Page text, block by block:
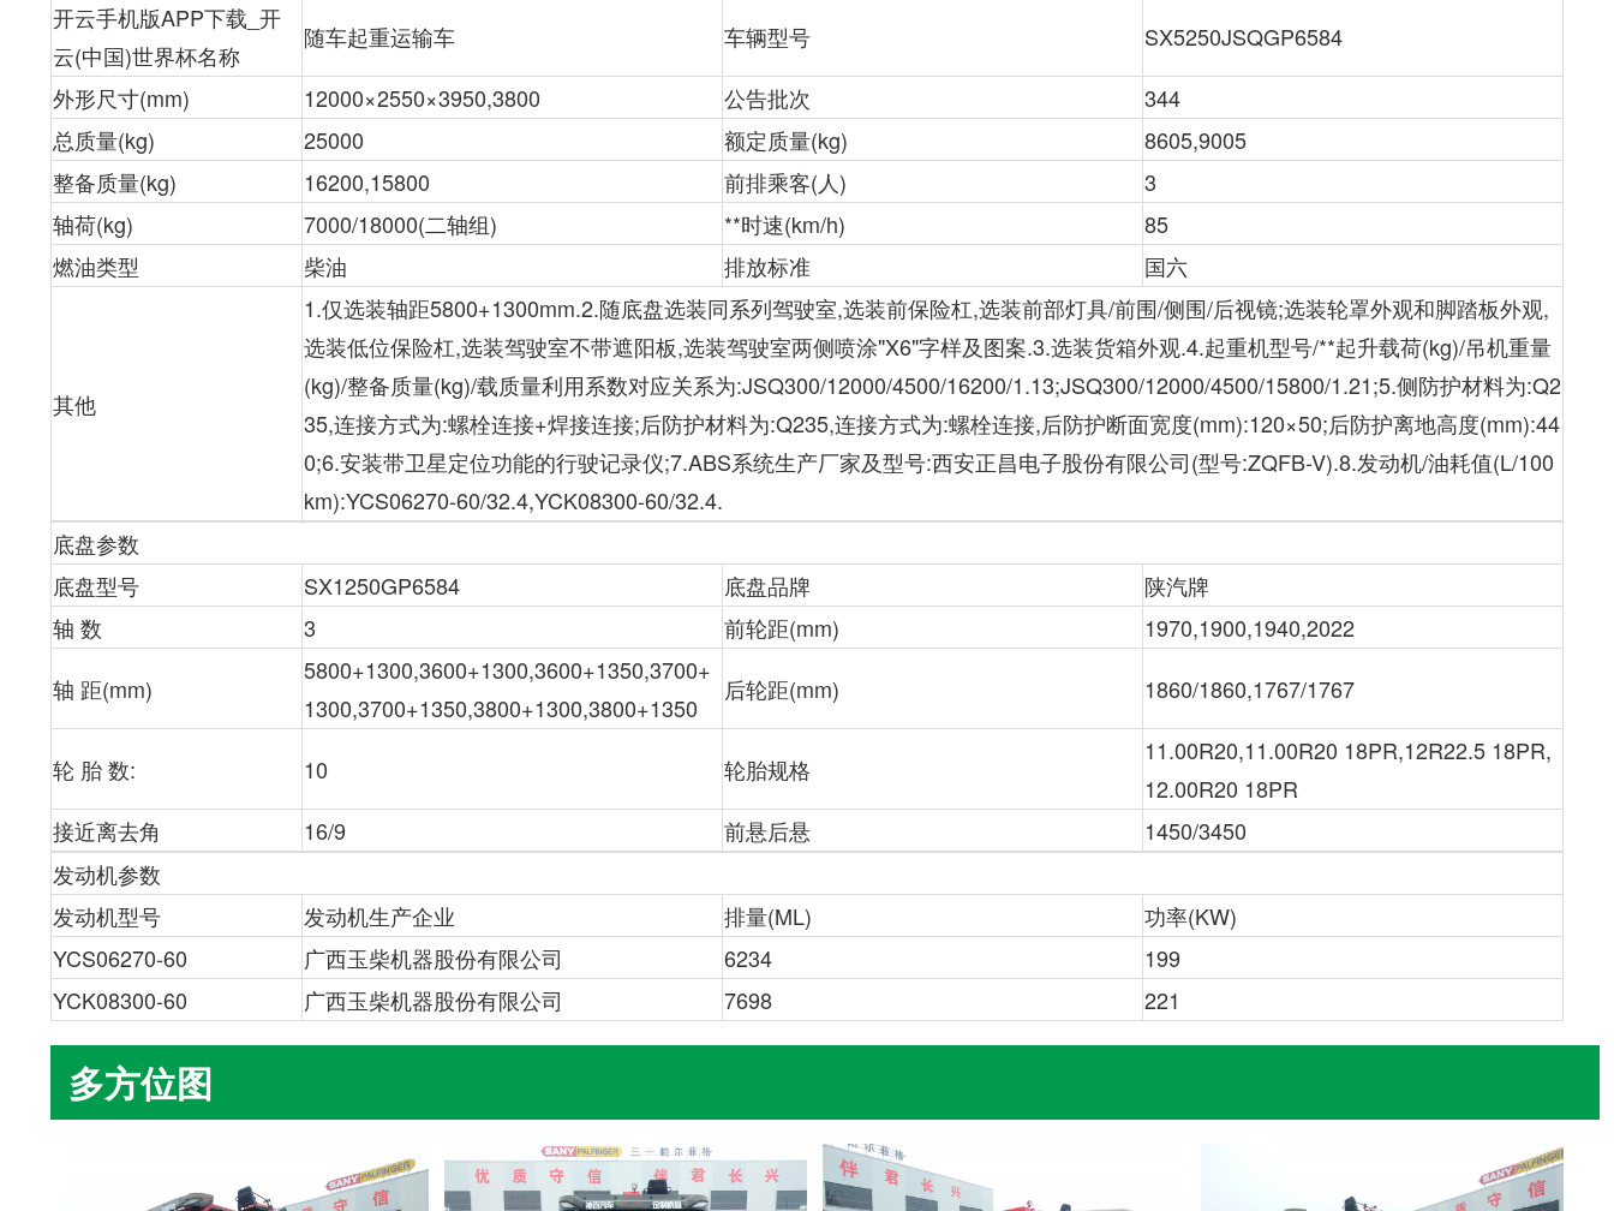
开云手机版APP下载_开
云(中国)世界杯名称
随车起重运输车 车辆型号
SX5250JSQGP6584
外形尺寸(mm)
12000×2550×3950,3800 公告批次
344
总质量(kg)
25000 额定质量(kg)
8605,9005
整备质量(kg)
16200,15800 前排乘客(人)
3
轴荷(kg)
7000/18000(二轴组) **时速(km/h)
85
燃油类型
柴油 排放标准 国六
其他
1.仅选装轴距5800+1300mm.2.随底盘选装同系列驾驶室,选装前保险杠,选装前部灯具/前围/侧围/后视镜;选装轮罩外观和脚踏板外观,
选装低位保险杠,选装驾驶室不带遮阳板,选装驾驶室两侧喷涂"X6"字样及图案.3.选装货箱外观.4.起重机型号/**起升载荷(kg)/吊机重量
(kg)/整备质量(kg)/载质量利用系数对应关系为:JSQ300/12000/4500/16200/1.13;JSQ300/12000/4500/15800/1.21;5.侧防护材料为:Q2
35,连接方式为:螺栓连接+焊接连接;后防护材料为:Q235,连接方式为:螺栓连接,后防护断面宽度(mm):120×50;后防护离地高度(mm):44
0;6.安装带卫星定位功能的行驶记录仪;7.ABS系统生产厂家及型号:西安正昌电子股份有限公司(型号:ZQFB-V).8.发动机/油耗值(L/100
km):YCS06270-60/32.4,YCK08300-60/32.4.
底盘参数
底盘型号
SX1250GP6584 底盘品牌
陕汽牌
轴 数
3 前轮距(mm)
1970,1900,1940,2022
轴 距(mm)
5800+1300,3600+1300,3600+1350,3700+
1300,3700+1350,3800+1300,3800+1350
后轮距(mm) 1860/1860,1767/1767
轮 胎 数: 10 轮胎规格
11.00R20,11.00R20 18PR,12R22.5 18PR,
12.00R20 18PR
接近离去角
16/9 前悬后悬
1450/3450
发动机参数
发动机型号
发动机生产企业 排量(ML)
功率(KW)
YCS06270-60
广西玉柴机器股份有限公司 6234
199
YCK08300-60
广西玉柴机器股份有限公司 7698 221
多方位图
? ? ? ?